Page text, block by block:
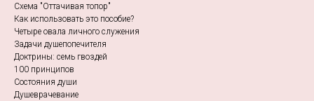
Схема "Оттачивая топор"
Как использовать это пособие?
Четыре овала личного служения
Задачи душепопечителя
Доктрины: семь гвоздей
100 принципов
Состояния души
Душеврачевание